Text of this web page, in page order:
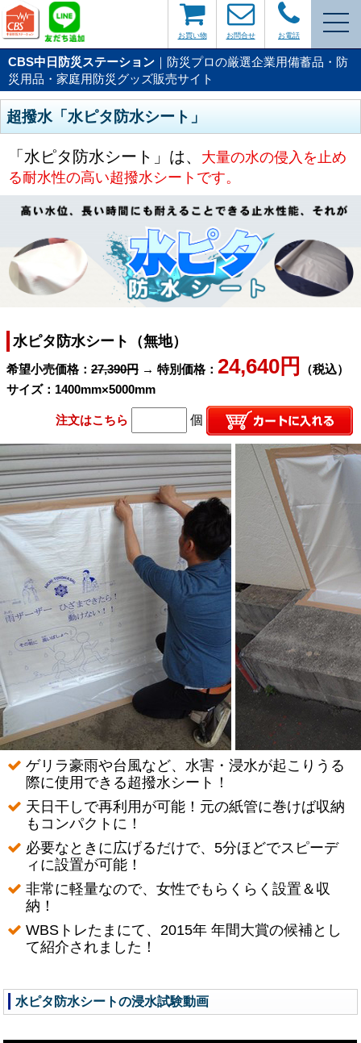
お電話
お問合せ
お買い物
CBS中日防災ステーション ｜防災プロの厳選企業用備蓄品・防
災用品・家庭用防災グッズ販売サイト
超撥水「水ピタ防水シート」
「水ピタ防水シート」は、 大量の水の侵入を止め
る耐水性の高い超撥水シートです。
水ピタ防水シート（無地）
希望小売価格： 27,390円 → 特別価格： 24,640円
（税込）
サイズ：1400mm×5000mm
注文はこちら 個
ゲリラ豪雨や台風など、水害・浸水が起こりうる
際に使用できる超撥水シート！
天日干しで再利用が可能！元の紙管に巻けば収納
もコンパクトに！
必要なときに広げるだけで、5分ほどでスピーデ
ィに設置が可能！
非常に軽量なので、女性でもらくらく設置＆収
納！
WBSトレたまにて、2015年 年間大賞の候補とし
て紹介されました！
水ピタ防水シートの浸水試験動画